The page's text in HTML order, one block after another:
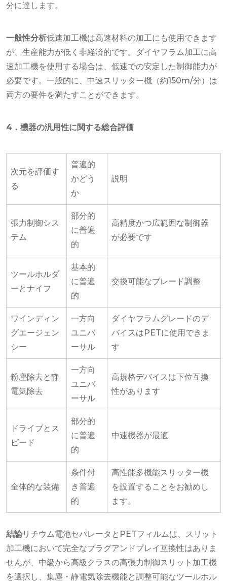
分に達します。
一般性分析低速加工機は高速材料の加工にも使用できます
が、生産能力が低く非経済的です。ダイヤフラム加工に高
速加工機を使用する場合は、低速での安定した制御能力が
必要です。一般的に、中速スリッター機（約150m/分）は
両方の要件を満たすことができます。
4．機器の汎用性に関する総合評価
次元を評価す
る
普遍的
かどう
か
説明
張力制御シス
テム
部分的
に普遍
的
高精度かつ広範囲な制御器
が必要です
ツールホルダ
ーとナイフ
基本的
に普遍
的
交換可能なブレード調整
ワインディン
グエージェン
シー
一方向
ユニバ
ーサル
ダイヤフラムグレードのデ
バイスはPETに使用できま
す
粉塵除去と静
電気除去
一方向
ユニバ
ーサル
高規格デバイスは下位互換
性があります
ドライブとス
ピード
部分的
に普遍
的
中速機器が最適
全体的な装備
条件付
き普遍
的
高性能多機能スリッター機
を設置することをお勧めし
ます。
結論リチウム電池セパレータとPETフィルムは、スリット
加工機において完全なプラグアンドプレイ互換性はありま
せんが、中級から高級クラスの高張力制御スリット加工機
を選択し、集塵・静電気除去機能と調整可能なツールホル